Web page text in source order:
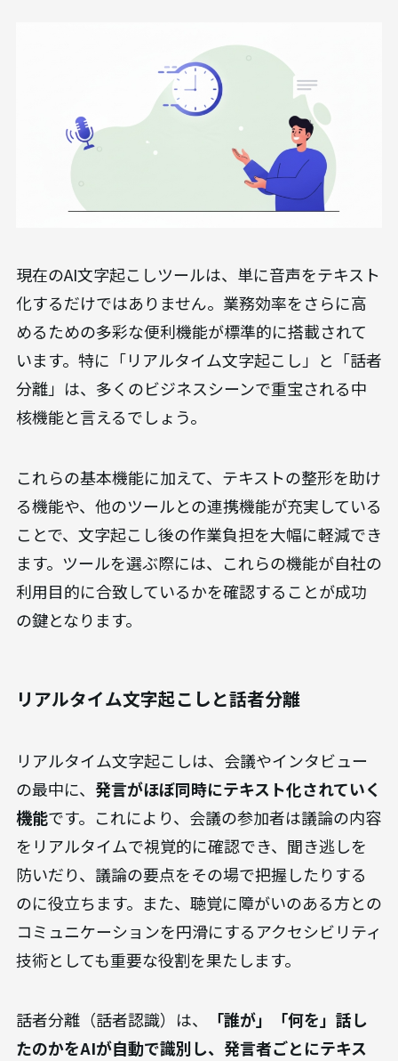
現在のAI文字起こしツールは、単に音声をテキスト
化するだけではありません。業務効率をさらに高
めるための多彩な便利機能が標準的に搭載されて
います。特に「リアルタイム文字起こし」と「話者
分離」は、多くのビジネスシーンで重宝される中
核機能と言えるでしょう。
これらの基本機能に加えて、テキストの整形を助け
る機能や、他のツールとの連携機能が充実している
ことで、文字起こし後の作業負担を大幅に軽減でき
ます。ツールを選ぶ際には、これらの機能が自社の
利用目的に合致しているかを確認することが成功
の鍵となります。
リアルタイム文字起こしと話者分離
リアルタイム文字起こしは、会議やインタビュー
の最中に、 発言がほぼ同時にテキスト化されていく
機能です。これにより、会議の参加者は議論の内容
をリアルタイムで視覚的に確認でき、聞き逃しを
防いだり、議論の要点をその場で把握したりする
のに役立ちます。また、聴覚に障がいのある方との
コミュニケーションを円滑にするアクセシビリティ
技術としても重要な役割を果たします。
話者分離（話者認識）は、
「誰が」「何を」話し
たのかをAIが自動で識別し、発言者ごとにテキス